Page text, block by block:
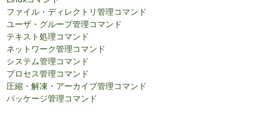
ファイル・ディレクトリ管理コマンド
ユーザ・グループ管理コマンド
テキスト処理コマンド
ネットワーク管理コマンド
システム管理コマンド
プロセス管理コマンド
圧縮・解凍・アーカイブ管理コマンド
パッケージ管理コマンド